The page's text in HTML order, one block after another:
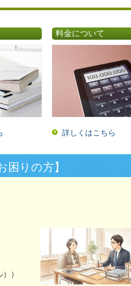
料金について
詳しくはこちら
困りの方】
）​